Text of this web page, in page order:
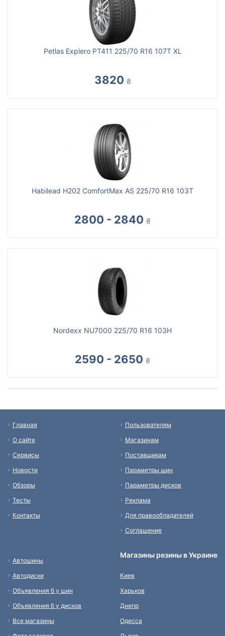
Petlas Explero PT411 225/70 R16 107T XL
3820 ₴
Habilead H202 ComfortMax AS 225/70 R16 103T
2800 - 2840 ₴
Nordexx NU7000 225/70 R16 103H
2590 - 2650 ₴
Главная
О сайте
Сервисы
Новости
Обзоры
Тесты
Контакты
Пользователям
Магазинам
Поставщикам
Параметры шин
Параметры дисков
Реклама
Для правообладателей
Соглашение
Автошины
Автодиски
Объявления б у шин
Объявления б у дисков
Все магазины
Магазины резины в Украине
Киев
Харьков
Днепр
Одесса